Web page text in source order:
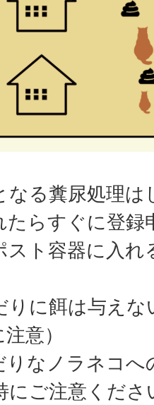
なる糞尿処理
たらすぐに登録
スト容器に入
りに餌は与え
意）
なノラネコへ
にご注意くださ